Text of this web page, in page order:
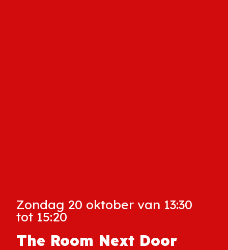
Zondag 20 oktober van 13:30
tot 15:20
The Room Next Door